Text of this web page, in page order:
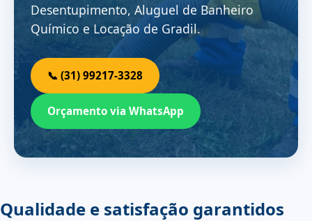
Desentupimento, Aluguel de Banheiro
Químico e Locação de Gradil.
📞 (31) 99217-3328
Orçamento via WhatsApp
Qualidade e satisfação garantidos